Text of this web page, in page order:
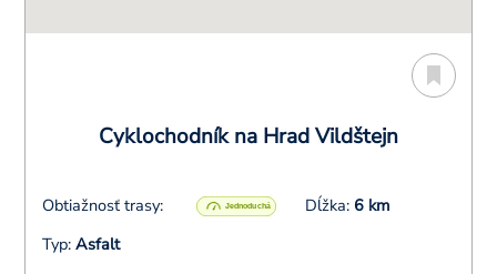
Cyklochodník na Hrad Vildštejn
Obtiažnosť trasy: Dĺžka: 6 km
Typ: Asfalt